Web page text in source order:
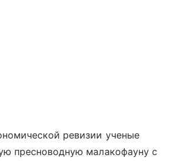
ревизии ученые
пресноводную малакофауну с